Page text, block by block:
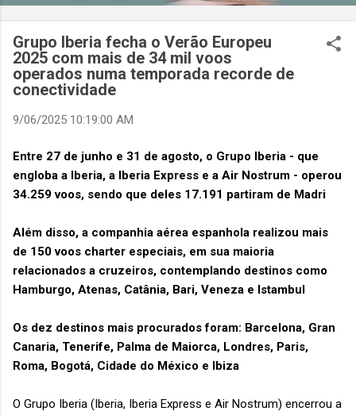
compradores para explorar as inovações que moldam o futuro
das viagens. O evento também contará com a presença de
importantes nomes do setor e debates sobre as principais
de viagens, desde inteligência artificial e transformação...
Grupo Iberia fecha o Verão Europeu
2025 com mais de 34 mil voos
operados numa temporada recorde de
conectividade
9/06/2025 10:19:00 AM
Entre 27 de junho e 31 de agosto, o Grupo Iberia - que
engloba a Iberia, a Iberia Express e a Air Nostrum - operou
34.259 voos, sendo que deles 17.191 partiram de Madri
Além disso, a companhia aérea espanhola realizou mais
de 150 voos charter especiais, em sua maioria
relacionados a cruzeiros, contemplando destinos como
Hamburgo, Atenas, Catânia, Bari, Veneza e Istambul
Os dez destinos mais procurados foram: Barcelona, Gran
Canaria, Tenerife, Palma de Maiorca, Londres, Paris,
Roma, Bogotá, Cidade do México e Ibiza
O Grupo Iberia (Iberia, Iberia Express e Air Nostrum) encerrou a